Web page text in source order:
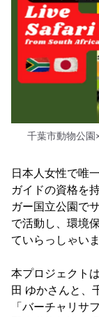
千葉市動物公
日本人女性で唯
ガイドの資格を
ガー国立公園で
で活動し、環境
ていらっしゃいま
本プロジェクト
田 ゆかさんと、
「バーチャリサ